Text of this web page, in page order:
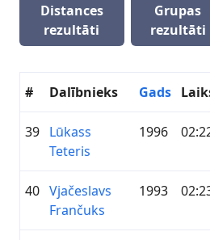
Distances
rezultāti
Grupas
rezultāti
# Dalībnieks Gads
39 Lūkass
Teteris
1996
40 Vjačeslavs
Frančuks
1993